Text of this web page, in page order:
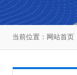
当前位置： 网站首页